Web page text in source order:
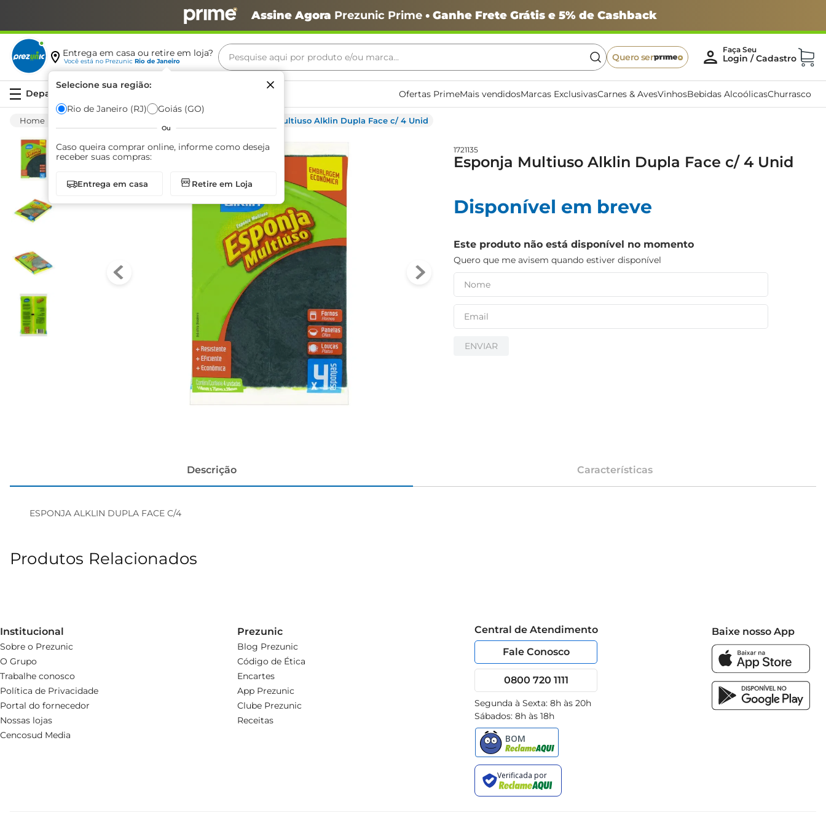
Assine Agora Prezunic Prime• Ganhe Frete Grátis e 5% de Cashback
Entrega em casa ou retire em loja?
Você está no Prezunic Rio de Janeiro
Selecione sua região:
Rio de Janeiro (RJ) Goiás (GO)
Ou
Caso queira comprar online, informe como deseja
receber suas compras:
Entrega em casa Retire em Loja
Pesquise aqui por produto e/ou marca...
Quero ser
Ofertas PrimeMais vendidosMarcas ExclusivasCarnes & AvesVinhosBebidas AlcoólicasChurrasco
Esponja Multiuso Alklin Dupla Face c/ 4 Unid
1721135
Esponja Multiuso Alklin Dupla Face c/ 4 Unid
Disponível em breve
Este produto não está disponível no momento
Quero que me avisem quando estiver disponível
ENVIAR
Descrição Características
ESPONJA ALKLIN DUPLA FACE C/4
Produtos Relacionados
Institucional
Sobre o Prezunic
O Grupo
Trabalhe conosco
Política de Privacidade
Portal do fornecedor
Nossas lojas
Cencosud Media
Prezunic
Blog Prezunic
Código de Ética
Encartes
App Prezunic
Clube Prezunic
Receitas
Central de Atendimento
Fale Conosco
0800 720 1111
Segunda à Sexta: 8h às 20h
Sábados: 8h às 18h
Baixe nosso App
Termos mais buscados
café
arroz
biscoito
azeite
iogurte
papel higiênico
cerveja